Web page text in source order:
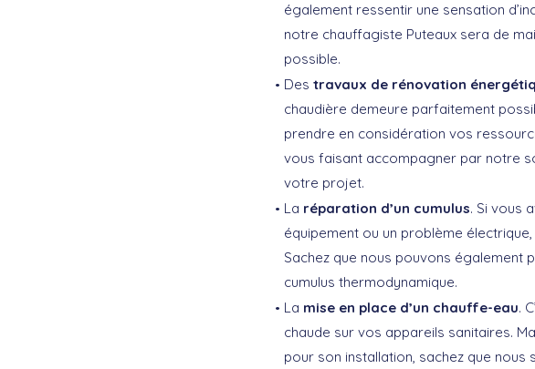
également ressentir une sensation
notre chauffagiste Puteaux sera de
possible.
Des travaux de rénovation
chaudière demeure parfaitement
prendre en considération vos
vous faisant accompagner par notre
votre projet.
La réparation d’un cumulus. Si vous
équipement ou un problème
Sachez que nous pouvons également
cumulus thermodynamique.
La mise en place d’un chauffe-eau.
chaude sur vos appareils sanitaires.
pour son installation, sachez que